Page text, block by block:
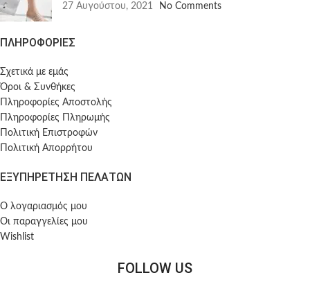
27 Αυγούστου, 2021 No Comments
ΠΛΗΡΟΦΟΡΙΕΣ
Σχετικά με εμάς
Όροι & Συνθήκες
Πληροφορίες Αποστολής
Πληροφορίες Πληρωμής
Πολιτική Επιστροφών
Πολιτική Απορρήτου
ΕΞΥΠΗΡΕΤΗΣΗ ΠΕΛΑΤΩΝ
Ο λογαριασμός μου
Οι παραγγελίες μου
Wishlist
FOLLOW US